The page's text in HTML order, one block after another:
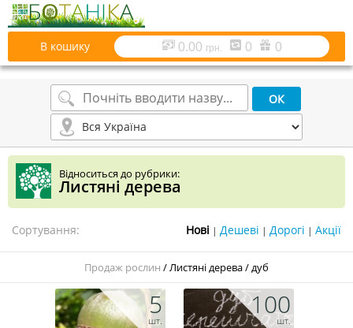
В кошику 0.00 грн. 0 0
Відноситься до рубрики:
Листяні дерева
Сортування: | | |
Продаж рослин /Листяні дерева/дуб
5
шт.
100
шт.